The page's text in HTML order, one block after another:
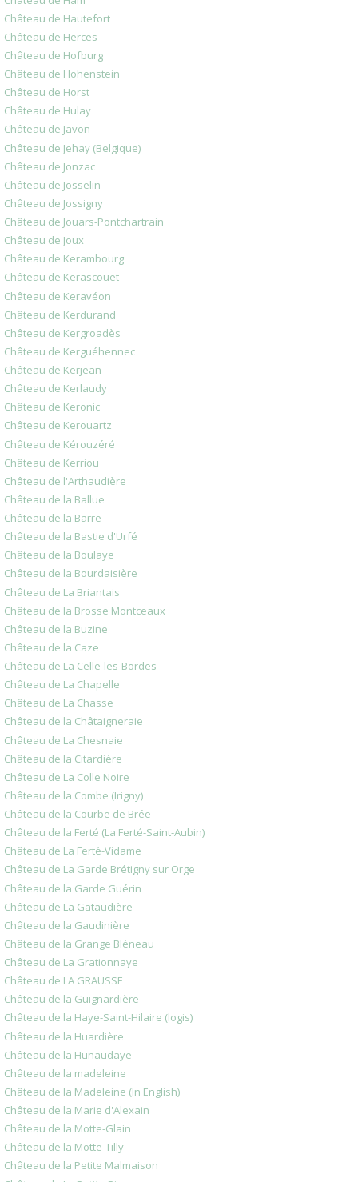
Château de Hautefort
Château de Herces
Château de Hofburg
Château de Hohenstein
Château de Horst
Château de Hulay
Château de Javon
Château de Jehay (Belgique)
Château de Jonzac
Château de Josselin
Château de Jossigny
Château de Jouars-Pontchartrain
Château de Joux
Château de Kerambourg
Château de Kerascouet
Château de Keravéon
Château de Kerdurand
Château de Kergroadès
Château de Kerguéhennec
Château de Kerjean
Château de Kerlaudy
Château de Keronic
Château de Kerouartz
Château de Kérouzéré
Château de Kerriou
Château de l'Arthaudière
Château de la Ballue
Château de la Barre
Château de la Bastie d'Urfé
Château de la Boulaye
Château de la Bourdaisière
Château de La Briantais
Château de la Brosse Montceaux
Château de la Buzine
Château de la Caze
Château de La Celle-les-Bordes
Château de La Chapelle
Château de La Chasse
Château de la Châtaigneraie
Château de La Chesnaie
Château de la Citardière
Château de La Colle Noire
Château de la Combe (Irigny)
Château de la Courbe de Brée
Château de la Ferté (La Ferté-Saint-Aubin)
Château de La Ferté-Vidame
Château de La Garde Brétigny sur Orge
Château de la Garde Guérin
Château de La Gataudière
Château de la Gaudinière
Château de la Grange Bléneau
Château de La Grationnaye
Château de LA GRAUSSE
Château de la Guignardière
Château de la Haye-Saint-Hilaire (logis)
Château de la Huardière
Château de la Hunaudaye
Château de la madeleine
Château de la Madeleine (In English)
Château de la Marie d'Alexain
Château de la Motte-Glain
Château de la Motte-Tilly
Château de la Petite Malmaison